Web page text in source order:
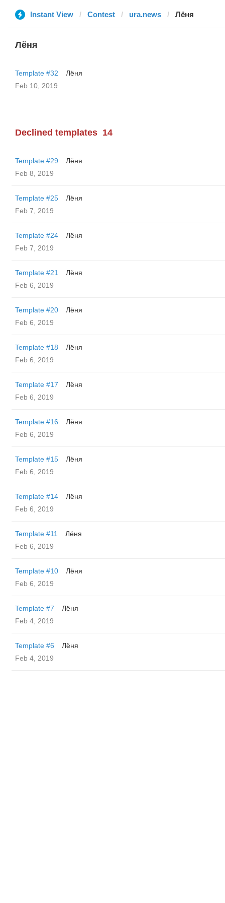
Instant View Contest ura.news Лёня
Лёня
Template #32
Лёня
Feb 10, 2019
Declined templates 14
Template #29
Лёня
Feb 8, 2019
Template #25
Лёня
Feb 7, 2019
Template #24
Лёня
Feb 7, 2019
Template #21
Лёня
Feb 6, 2019
Template #20
Лёня
Feb 6, 2019
Template #18
Лёня
Feb 6, 2019
Template #17
Лёня
Feb 6, 2019
Template #16
Лёня
Feb 6, 2019
Template #15
Лёня
Feb 6, 2019
Template #14
Лёня
Feb 6, 2019
Template #11
Лёня
Feb 6, 2019
Template #10
Лёня
Feb 6, 2019
Template #7
Лёня
Feb 4, 2019
Template #6
Лёня
Feb 4, 2019